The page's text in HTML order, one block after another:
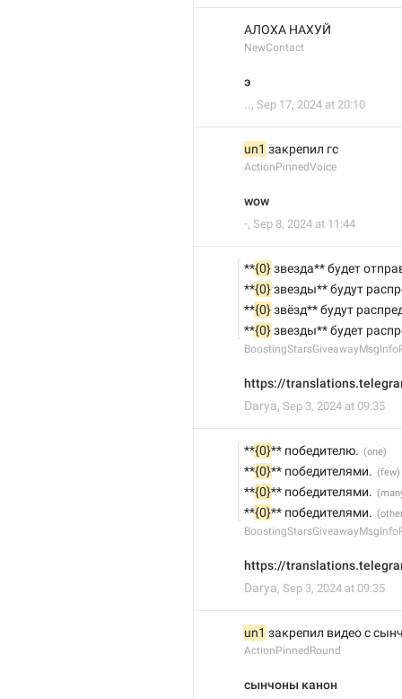
АЛОХА НАХУЙ
NewContact
э
, Sep 17, 2024 at 20:10
un1 закрепил гс
ActionPinnedVoice
wow
-, Sep 8, 2024 at 11:44
**{0} звезда** будет
**{0} звезды** будут
**{0} звёзд** будут
**{0} звезды** будет
https://
Darya, Sep 3, 2024 at 09:35
**{0}** победителю.
**{0}** победителями.
**{0}** победителями.
**{0}** победителями.
https://
Darya, Sep 3, 2024 at 09:35
un1 закрепил видео с
ActionPinnedRound
сынчоны канон